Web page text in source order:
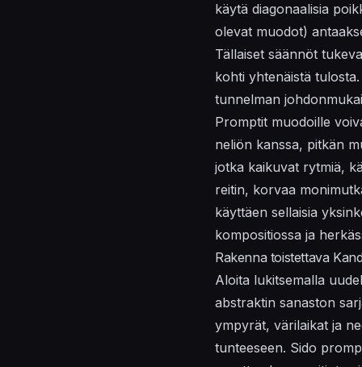
käytä diagonaalisia
olevat muodot)
Tällaiset säännöt
kohti yhtenäistä
tunnelman
Promptit muodoille
neliön kanssa, pitkän
jotka kaikuvat rytmiä,
reitin, korvaa
käyttäen sellaisia
kompositiossa ja
Rakenna toistettava
Aloita lukitsemalla
abstraktin sanaston
ympyrät, värilaikat ja
tunteeseen. Sido